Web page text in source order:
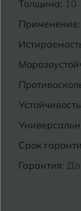
Толщина: 10
Применение:
Срок
Гарантия: Да